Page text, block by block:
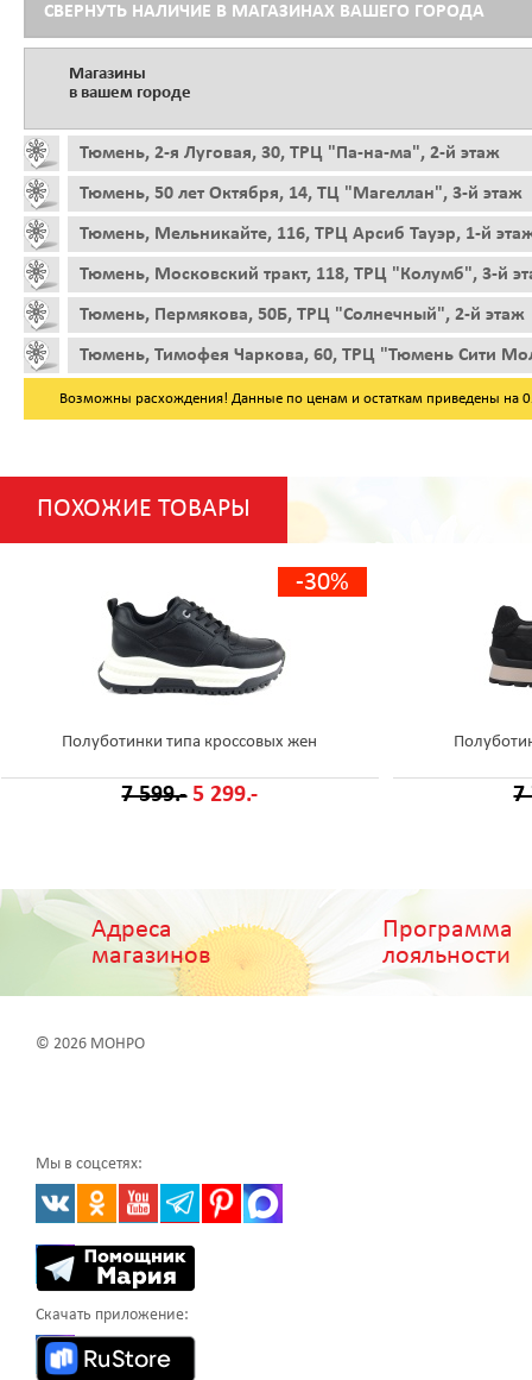
СВЕРНУТЬ НАЛИЧИЕ В МАГАЗИНАХ ВАШЕГО ГОРОДА
Магазины
в вашем городе
Тюмень, 2-я Луговая, 30, ТРЦ "Па-на-ма", 2-й этаж
Тюмень, 50 лет Октября, 14, ТЦ "Магеллан", 3-й этаж
Тюмень, Мельникайте, 116, ТРЦ Арсиб Тауэр, 1-й
Тюмень, Московский тракт, 118, ТРЦ "Колумб", 3-й
Тюмень, Пермякова, 50Б, ТРЦ "Солнечный", 2-й этаж
Тюмень, Тимофея Чаркова, 60, ТРЦ "Тюмень Сити
Возможны расхождения! Данные по ценам и остаткам приведены на
ПОХОЖИЕ ТОВАРЫ
-30%
Полуботинки типа кроссовых жен
7 599.- 5 299.- 7
Адреса
магазинов
Программа
лояльности
© 2026 МОНРО
Мы в соцсетях:
Скачать приложение: